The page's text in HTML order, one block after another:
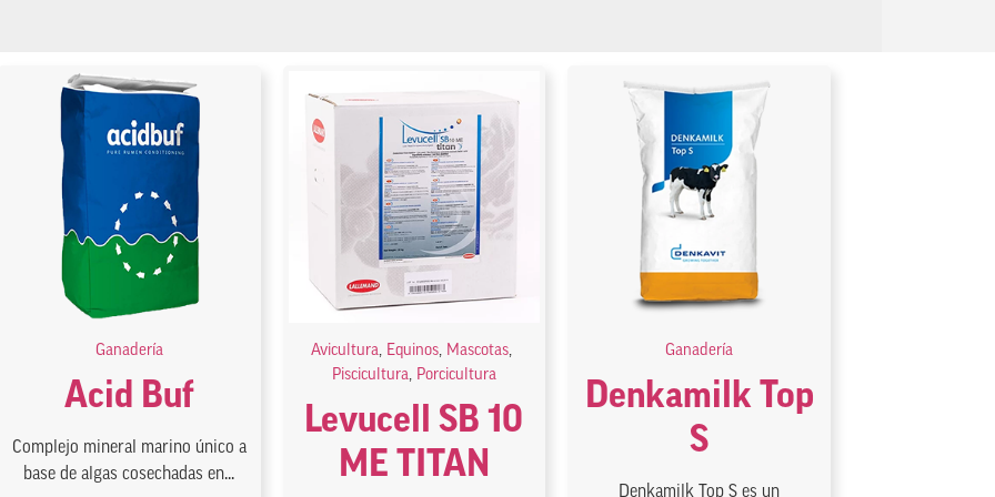
Ganadería
Acid Buf
Complejo mineral marino único a
base de algas cosechadas en...
Avicultura, Equinos, Mascotas,
Piscicultura, Porcicultura
Levucell SB 10
ME TITAN
Ganadería
Denkamilk Top
S
Denkamilk Top S es un